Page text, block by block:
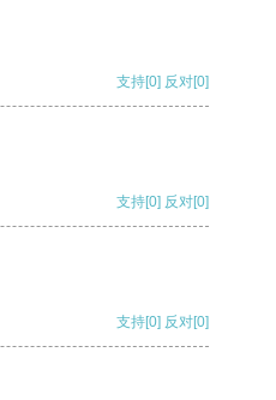
支持[0] 反对[0]
支持[0] 反对[0]
支持[0] 反对[0]